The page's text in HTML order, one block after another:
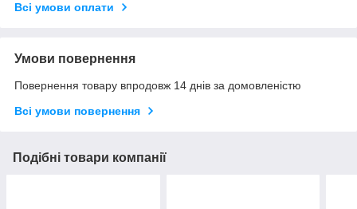
Всі умови оплати
Умови повернення
Повернення товару впродовж 14 днів за домовленістю
Всі умови повернення
Подібні товари компанії